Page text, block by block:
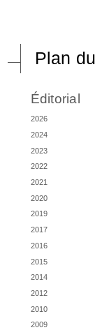
Plan
Éditorial
2026
2024
2023
2022
2021
2020
2019
2017
2016
2015
2014
2012
2010
2009